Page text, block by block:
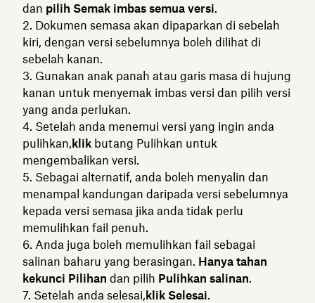
dan pilih Semak imbas semua versi.
Dokumen semasa akan dipaparkan di sebelah
kiri, dengan versi sebelumnya boleh dilihat di
sebelah kanan.
Gunakan anak panah atau garis masa di hujung
kanan untuk menyemak imbas versi dan pilih versi
yang anda perlukan.
Setelah anda menemui versi yang ingin anda
pulihkan,klik butang Pulihkan untuk
mengembalikan versi.
Sebagai alternatif, anda boleh menyalin dan
menampal kandungan daripada versi sebelumnya
kepada versi semasa jika anda tidak perlu
memulihkan fail penuh.
Anda juga boleh memulihkan fail sebagai
salinan baharu yang berasingan. Hanya tahan
kekunci Pilihan dan pilih Pulihkan salinan.
Setelah anda selesai,klik Selesai.